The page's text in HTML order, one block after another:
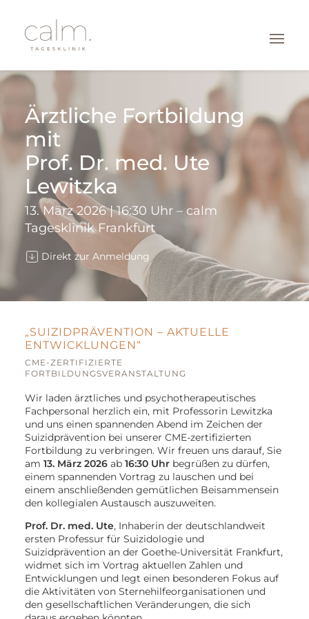
LEISTUNGEN
ÜBER UNS
KONTAKT
FRANKFURT
Ärztliche Fortbildung
mit
Prof. Dr. med. Ute
Lewitzka
13. März 2026 | 16:30 Uhr – calm
Tagesklinik Frankfurt
Direkt zur Anmeldung
„SUIZIDPRÄVENTION – AKTUELLE
ENTWICKLUNGEN“
CME-ZERTIFIZIERTE
FORTBILDUNGSVERANSTALTUNG
Wir laden ärztliches und psychotherapeutisches
Fachpersonal herzlich ein, mit Professorin Lewitzka
und uns einen spannenden Abend im Zeichen der
Suizidprävention bei unserer CME-zertifizierten
Fortbildung zu verbringen. Wir freuen uns darauf, Sie
am 13. März 2026ab 16:30 Uhrbegrüßen zu dürfen,
einem spannenden Vortrag zu lauschen und bei
einem anschließenden gemütlichen Beisammensein
den kollegialen Austausch auszuweiten.
Prof. Dr. med. Ute, Inhaberin der deutschlandweit
ersten Professur für Suizidologie und
Suizidprävention an der Goethe-Universität Frankfurt,
widmet sich im Vortrag aktuellen Zahlen und
Entwicklungen und legt einen besonderen Fokus auf
die Aktivitäten von Sternehilfeorganisationen und
den gesellschaftlichen Veränderungen, die sich